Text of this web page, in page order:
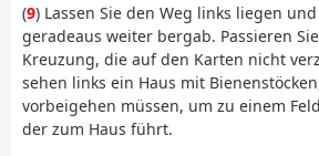
(9) Lassen Sie den Weg links liegen
geradeaus weiter bergab. Passieren
Kreuzung, die auf den Karten nicht
sehen links ein Haus mit
vorbeigehen müssen, um zu einem
der zum Haus führt.